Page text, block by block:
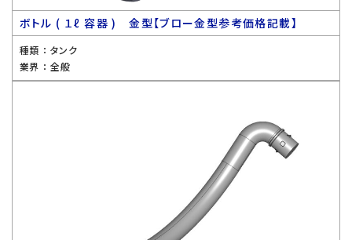
ボトル ( １ℓ 容器 ) 金型【ブロー金型参考価格記載】
種類 ： タンク
業界 ： 全般